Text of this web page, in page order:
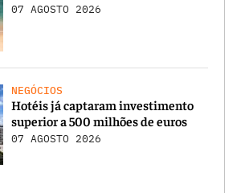
07 AGOSTO 2026
NEGÓCIOS
Hotéis já captaram investimento
superior a 500 milhões de euros
07 AGOSTO 2026